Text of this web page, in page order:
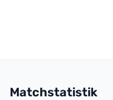
Matchstatistik